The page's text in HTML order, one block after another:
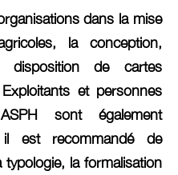
dans la mise
la conception,
de cartes
et personnes
sont également
est recommandé de
typologie, la formalisation